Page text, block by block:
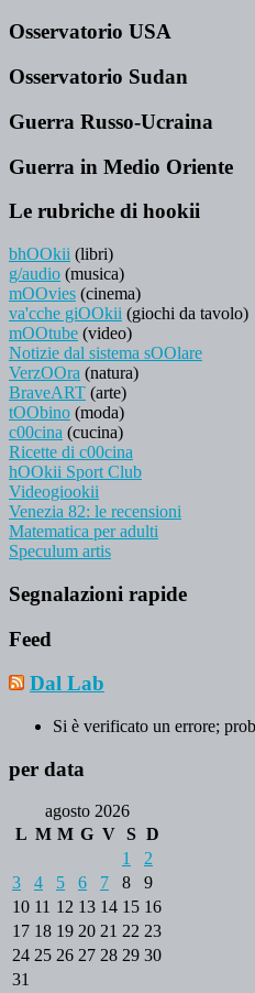
Osservatorio USA
Osservatorio Sudan
Guerra Russo-Ucraina
Guerra in Medio Oriente
Le rubriche di hookii
bhOOkii (libri)
g/audio (musica)
mOOvies (cinema)
va'cche giOOkii (giochi da tavolo)
mOOtube (video)
Notizie dal sistema sOOlare
VerzOOra (natura)
BraveART (arte)
tOObino (moda)
c00cina (cucina)
Ricette di c00cina
hOOkii Sport Club
Videogiookii
Venezia 82: le recensioni
Matematica per adulti
Speculum artis
Segnalazioni rapide
Feed
Dal Lab
Si è verificato un errore;
per data
agosto 2026
L M M G V S D
1
2
3
4 5 6 7 8
9
10 11 12 13 14 15 16
17 18 19 20 21 22 23
24 25 26 27 28 29 30
31